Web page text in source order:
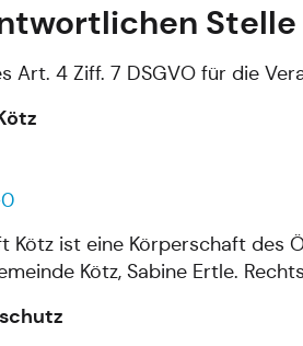
Stelle
Art. 4 Ziff. 7 DSGVO für die
Kötz ist eine Körperschaft
Kötz, Sabine Ertle.